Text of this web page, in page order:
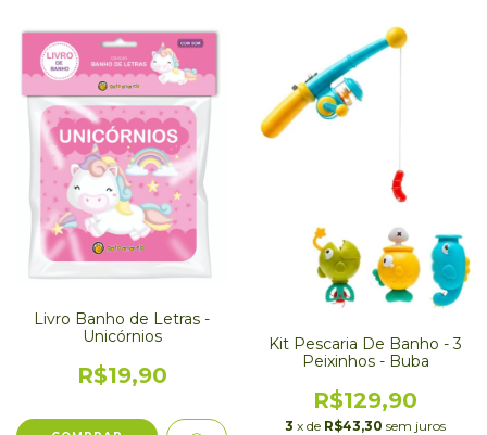
Livro Banho de Letras -
Unicórnios
R$19,90
Kit Pescaria De Banho - 3
Peixinhos - Buba
R$129,90
3 x de R$43,30 sem juros